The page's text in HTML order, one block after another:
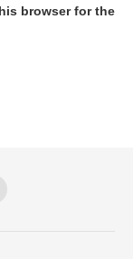
browser for the